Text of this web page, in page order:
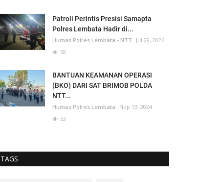
Patroli Perintis Presisi Samapta
Polres Lembata Hadir di...
Humas Polres Lembata - NTT
Jul 29, 2026
58
BANTUAN KEAMANAN OPERASI
(BKO) DARI SAT BRIMOB POLDA
NTT...
Humas Polres Lembata
Nop 13, 2024
53
TAGS